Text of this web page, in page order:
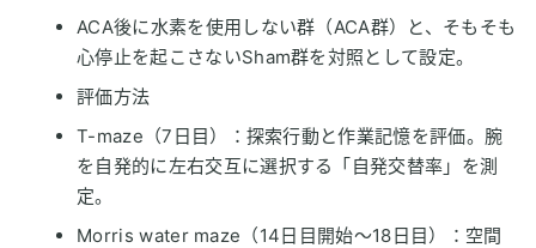
ACA後に水素を使用しない群（ACA群）と、そもそも
心停止を起こさないSham群を対照として設定。
評価方法
T-maze（7日目）：探索行動と作業記憶を評価。腕
を自発的に左右交互に選択する「自発交替率」を測
定。
Morris water maze（14日目開始～18日目）：空間